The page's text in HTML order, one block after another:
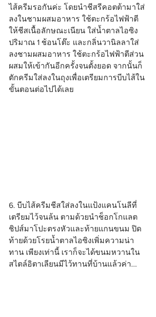
ไส้ครีมรอกันค่ะ โดยนำชีสรีคอตต้ามาใส่
ลงในชามผสมอาหาร ใช้ตะกร้อไฟฟ้าตี
ให้ชีสเนื้อลักษณะเนียน ใส่น้ำตาลไอซิง
ปริมาณ 1 ช้อนโต๊ะ และกลิ่นวานิลลาใส่
ลงชามผสมอาหาร ใช้ตะกร้อไฟฟ้าตีส่วน
ผสมให้เข้ากันอีกครั้งจนตั้งยอด จากนั้นก็
ตักครีมใส่ลงในถุงเพื่อเตรียมการบีบไส้ใน
ขั้นตอนต่อไปได้เลย
6. บีบไส้ครีมชีสใส่ลงในแป้งแคนโนลีที่
เตรียมไว้จนล้น ตามด้วยนำช็อกโกแลต
ชิปส์มาโปะตรงหัวและท้ายแกนขนม ปิด
ท้ายด้วยโรยน้ำตาลไอซิงเพิ่มความน่า
ทาน เพียงเท่านี้ เราก็จะได้ขนมหวานใน
สไตล์อิตาเลียนมีไว้ทานที่บ้านแล้วค่า...